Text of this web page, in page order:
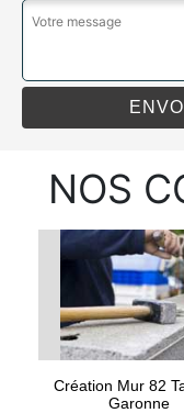
NOS
Création Mur 82
Garonne